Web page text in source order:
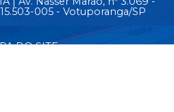
005 - Votuporanga/SP
DO SITE